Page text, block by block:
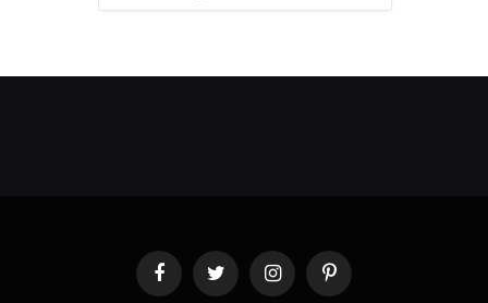
FacebookTwitter InstagramPinterest